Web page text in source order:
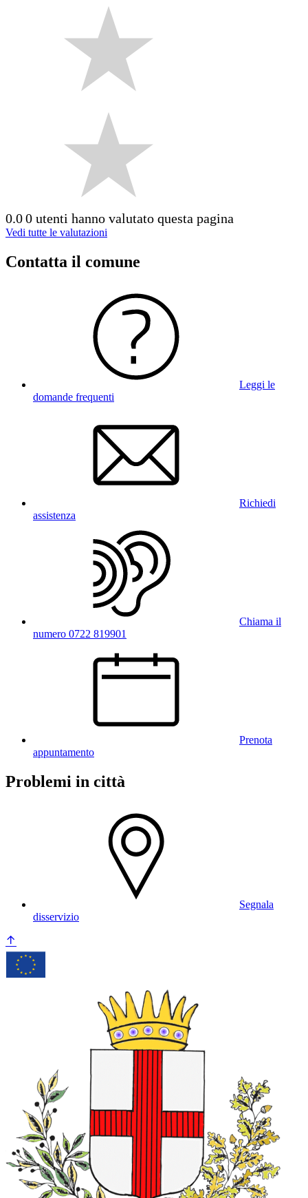
0.00 utenti hanno valutato questa pagina
Vedi tutte le valutazioni
Contatta il comune
Leggi le
domande frequenti
Richiedi
assistenza
Chiama il
numero 0722 819901
Prenota
appuntamento
Problemi in città
Segnala
disservizio